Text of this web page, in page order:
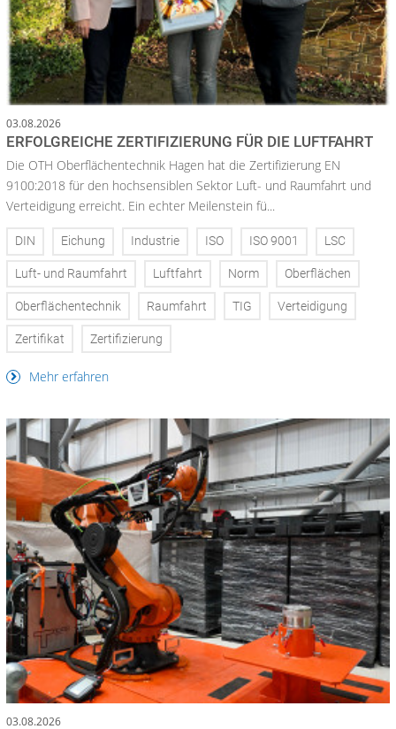
03.08.2026
ERFOLGREICHE ZERTIFIZIERUNG FÜR DIE LUFTFAHRT
Die OTH Oberflächentechnik Hagen hat die Zertifizierung EN
9100:2018 für den hochsensiblen Sektor Luft- und Raumfahrt und
Verteidigung erreicht. Ein echter Meilenstein fü...
DIN Eichung Industrie ISO ISO 9001 LSC
Luft- und Raumfahrt Luftfahrt Norm Oberflächen
Oberflächentechnik Raumfahrt TIG Verteidigung
Zertifikat Zertifizierung
Mehr erfahren
03.08.2026